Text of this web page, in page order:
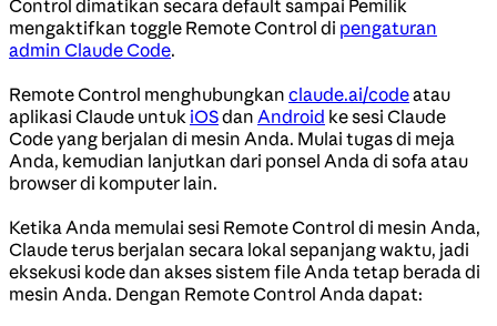
Control dimatikan secara default sampai Pemilik
mengaktifkan toggle Remote Control di pengaturan
admin Claude Code.
Remote Control menghubungkan claude.ai/codeatau
aplikasi Claude untuk iOSdan Android ke sesi Claude
Code yang berjalan di mesin Anda. Mulai tugas di meja
Anda, kemudian lanjutkan dari ponsel Anda di sofa atau
browser di komputer lain.
Ketika Anda memulai sesi Remote Control di mesin Anda,
Claude terus berjalan secara lokal sepanjang waktu, jadi
eksekusi kode dan akses sistem file Anda tetap berada di
mesin Anda. Dengan Remote Control Anda dapat: